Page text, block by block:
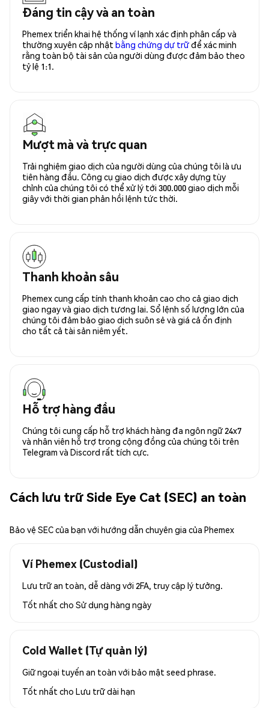
Đáng tin cậy và an toàn
Phemex triển khai hệ thống ví lạnh xác định phân cấp và
thường xuyên cập nhật bằng chứng dự trữđể xác minh
rằng toàn bộ tài sản của người dùng được đảm bảo theo
tỷ lệ 1:1.
Mượt mà và trực quan
Trải nghiệm giao dịch của người dùng của chúng tôi là ưu
tiên hàng đầu. Công cụ giao dịch được xây dựng tùy
chỉnh của chúng tôi có thể xử lý tới 300.000 giao dịch mỗi
giây với thời gian phản hồi lệnh tức thời.
Thanh khoản sâu
Phemex cung cấp tính thanh khoản cao cho cả giao dịch
giao ngay và giao dịch tương lai. Sổ lệnh số lượng lớn của
chúng tôi đảm bảo giao dịch suôn sẻ và giá cả ổn định
cho tất cả tài sản niêm yết.
Hỗ trợ hàng đầu
Chúng tôi cung cấp hỗ trợ khách hàng đa ngôn ngữ 24x7
và nhân viên hỗ trợ trong cộng đồng của chúng tôi trên
Telegram và Discord rất tích cực.
Cách lưu trữ Side Eye Cat (SEC) an toàn
Bảo vệ SEC của bạn với hướng dẫn chuyên gia của Phemex
Ví Phemex (Custodial)
Lưu trữ an toàn, dễ dàng với 2FA, truy cập lý tưởng.
Tốt nhất cho Sử dụng hàng ngày
Cold Wallet (Tự quản lý)
Giữ ngoại tuyến an toàn với bảo mật seed phrase.
Tốt nhất cho Lưu trữ dài hạn